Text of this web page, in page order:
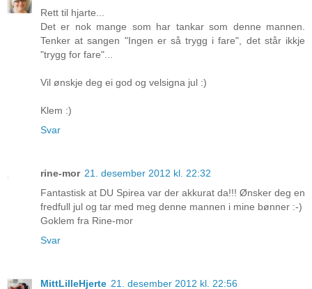
Rett til hjarte...
Det er nok mange som har tankar som denne mannen.
Tenker at sangen "Ingen er så trygg i fare", det står ikkje
"trygg for fare"...
Vil ønskje deg ei god og velsigna jul :)
Klem :)
Svar
rine-mor 21. desember 2012 kl. 22:32
Fantastisk at DU Spirea var der akkurat da!!! Ønsker deg en
fredfull jul og tar med meg denne mannen i mine bønner :-)
Goklem fra Rine-mor
Svar
MittLilleHjerte 21. desember 2012 kl. 22:56